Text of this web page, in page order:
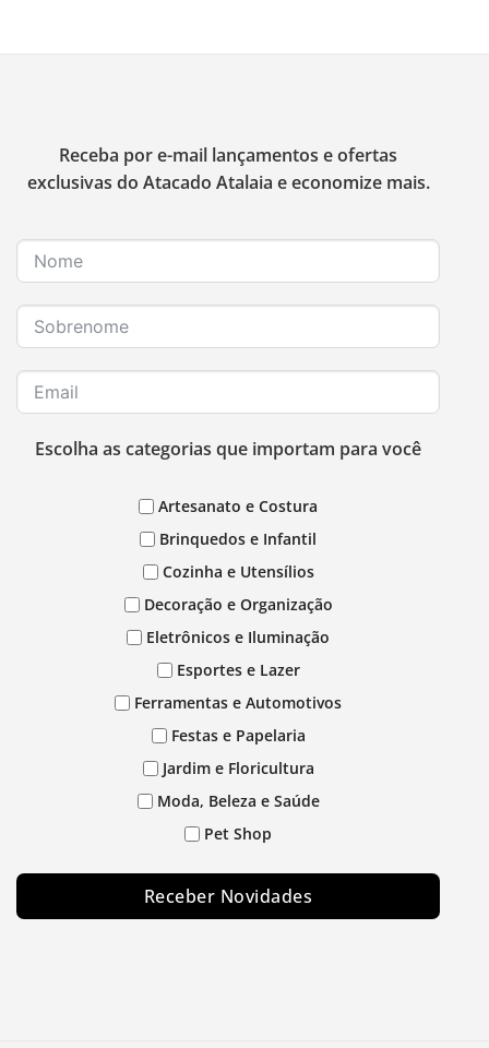
Receba por e-mail lançamentos e ofertas
exclusivas do Atacado Atalaia e economize mais.
Escolha as categorias que importam para você
Artesanato e Costura
Brinquedos e Infantil
Cozinha e Utensílios
Decoração e Organização
Eletrônicos e Iluminação
Esportes e Lazer
Ferramentas e Automotivos
Festas e Papelaria
Jardim e Floricultura
Moda, Beleza e Saúde
Pet Shop
Receber Novidades